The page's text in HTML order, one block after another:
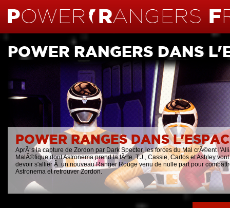
POWER RANGERS DANS
POWER RANGES DANS
AprÃ¨s la capture de Zordon par Dark Specter, les forces du Mal crÃ©ent
MalÃ©fique dont Astronema prend la tÃªte. T.J., Cassie, Carlos et Ashley vont
devoir s'allier Ã un nouveau Ranger Rouge venu de nulle part pour
Astronema et retrouver Zordon.